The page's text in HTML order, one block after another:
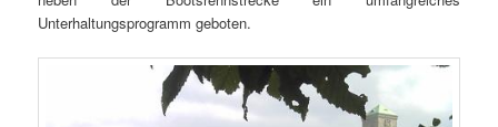
Unterhaltungsprogramm geboten.